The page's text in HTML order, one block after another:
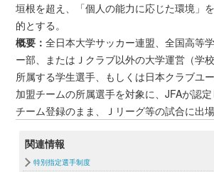
垣根を超え、「個人の能力に応じた環境」
的とする。
概要：全日本大学サッカー連盟、全国高等
ー部、またはＪクラブ以外の大学運営（学
所属する学生選手、もしくは日本クラブユ
加盟チームの所属選手を対象に、JFAが認
チーム登録のまま、Ｊリーグ等の試合に出場
関連情報
特別指定選手制度